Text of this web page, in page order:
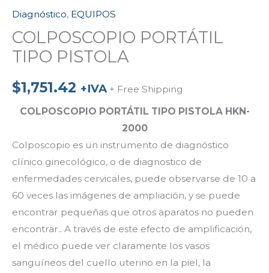
Diagnóstico, EQUIPOS
COLPOSCOPIO PORTÁTIL
TIPO PISTOLA
$1,751.42 +IVA + Free Shipping
COLPOSCOPIO PORTÁTIL TIPO PISTOLA HKN-
2000
Colposcopio es un instrumento de diagnóstico
clínico ginecológico, o de diagnostico de
enfermedades cervicales, puede observarse de 10 a
60 veces las imágenes de ampliación, y se puede
encontrar pequeñas que otros aparatos no pueden
encontrar.. A través de este efecto de amplificación,
el médico puede ver claramente los vasos
sanguíneos del cuello uterino en la piel, la